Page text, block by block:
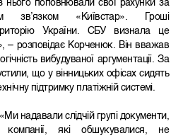
нього поповнювали свої рахунки за
зв’язком «Київстар». Гроші
України. СБУ визнала це
– розповідає Корченюк. Він вважав
вибудуваної аргументації. За
що у вінницьких офісах сидять
підтримку платіжній системі.
надавали слідчій групі документи,
які обшукувалися, не